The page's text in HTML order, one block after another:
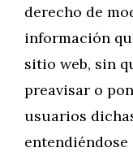
derecho de
información
sitio web, sin
preavisar o
usuarios